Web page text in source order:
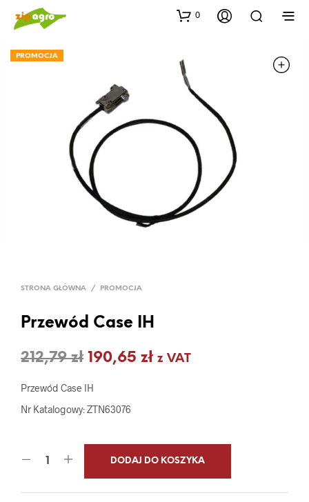
0
PROMOCJA
STRONA GŁÓWNA / PROMOCJA
Przewód Case IH
212,79zł Pierwotna
cena
wynosiła:
190,65 złAktualna
z VAT
Przewód Case IH
Nr Katalogowy: ZTN63076
DODAJ DO KOSZYKA